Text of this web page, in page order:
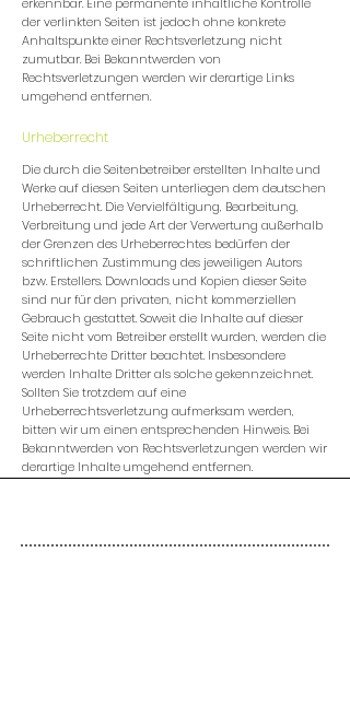
der verlinkten Seiten ist jedoch ohne konkrete
Anhaltspunkte einer Rechtsverletzung nicht
zumutbar. Bei Bekanntwerden von
Rechtsverletzungen werden wir derartige Links
umgehend entfernen.
Urheberrecht
Die durch die Seitenbetreiber erstellten Inhalte und
Werke auf diesen Seiten unterliegen dem deutschen
Urheberrecht. Die Vervielfältigung, Bearbeitung,
Verbreitung und jede Art der Verwertung außerhalb
der Grenzen des Urheberrechtes bedürfen der
schriftlichen Zustimmung des jeweiligen Autors
bzw. Erstellers. Downloads und Kopien dieser Seite
sind nur für den privaten, nicht kommerziellen
Gebrauch gestattet. Soweit die Inhalte auf dieser
Seite nicht vom Betreiber erstellt wurden, werden die
Urheberrechte Dritter beachtet. Insbesondere
werden Inhalte Dritter als solche gekennzeichnet.
Sollten Sie trotzdem auf eine
Urheberrechtsverletzung aufmerksam werden,
bitten wir um einen entsprechenden Hinweis. Bei
Bekanntwerden von Rechtsverletzungen werden wir
derartige Inhalte umgehend entfernen.